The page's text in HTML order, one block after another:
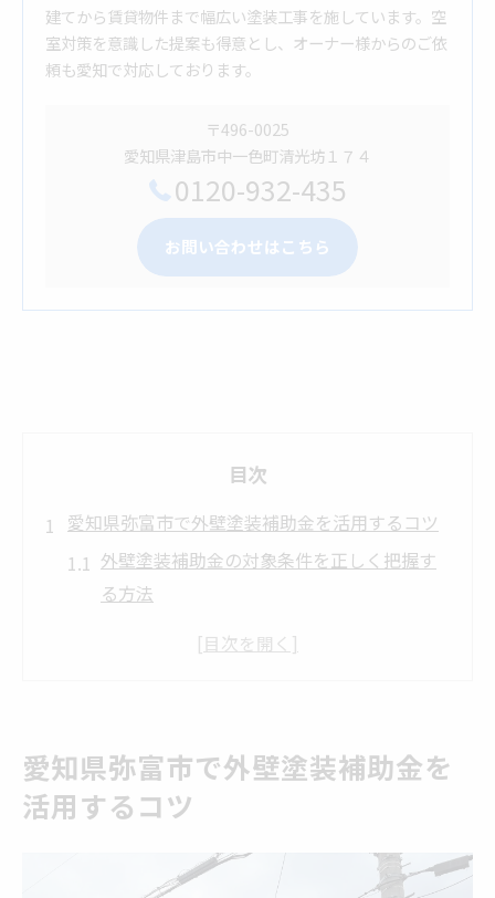
建てから賃貸物件まで幅広い塗装工事を施しています。空
室対策を意識した提案も得意とし、オーナー様からのご依
頼も愛知で対応しております。
〒496-0025
愛知県津島市中一色町清光坊１７４
0120-932-435
お問い合わせはこちら
目次
愛知県弥富市で外壁塗装補助金を活用するコツ
外壁塗装補助金の対象条件を正しく把握す
る方法
弥富市で外壁塗装助成金を活用する申請時
愛知県の外壁リフォーム補助金制度の最新
動向を確認
愛知県弥富市で外壁塗装補助金を
活用するコツ